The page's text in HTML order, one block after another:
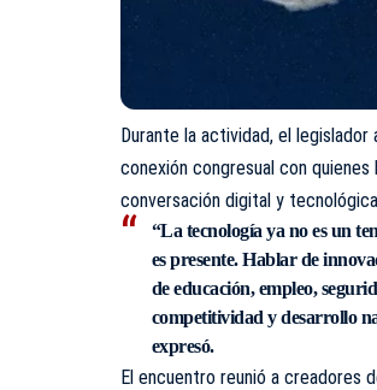
Durante la actividad, el legislador
conexión congresual con quienes
conversación digital y
“La tecnología ya no es un
es presente. Hablar de
de educación, empleo,
competitividad y desarrollo
expresó.
El encuentro reunió a creadores